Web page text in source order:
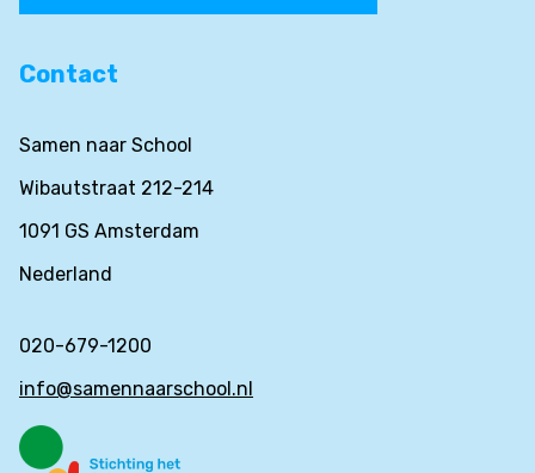
Contact
Samen naar School
Wibautstraat 212-214
1091 GS Amsterdam
Nederland
020-679-1200
info@samennaarschool.nl